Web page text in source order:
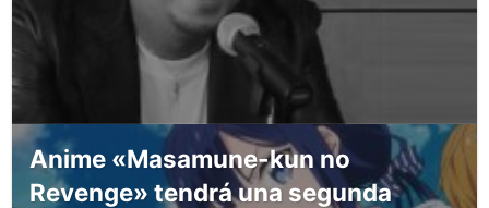
Anime «Masamune-kun no
Revenge» tendrá una segunda